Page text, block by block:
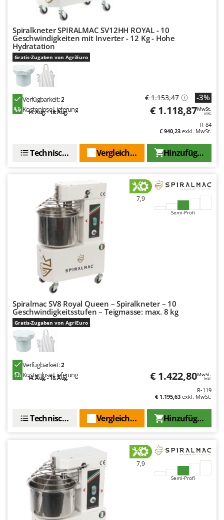
Omas
Ompagrill
Ooni
Oriental Koshin
Outdoorchef
P
Palazzetti
Palumbo Pavi
Philips
Prismafood
R.G.V.
Rato
Reber
Redback
Resto Italia
Ribimex
Ripartrak
Ritter
River Systems
Robomow
Rossofuoco
Rover Pompe
Santos
Sbaraglia
Schnitzer
Seven Italy
Shark
Spiralkneter SPIRALMAC SV12HH ROYAL - 10
Geschwindigkeiten mit Inverter - 12 Kg - Hohe
Hydratation
Gratis-Zugaben von AgriEuro
Verfügbarkeit:2
Kostenlose Lieferung
14. Aug. - 18. Aug.
€ 1.153,47 -3%
€ 1.118,87MwSt.
inkl.
R-84
€ 940,23 exkl. MwSt.
Hinzufügen
Vergleichen Sie
Technische Daten
7,9
Semi-Profi
Spiralmac SV8 Royal Queen – Spiralkneter – 10
Geschwindigkeitsstufen – Teigmasse: max. 8 kg
Gratis-Zugaben von AgriEuro
Verfügbarkeit:2
Kostenlose Lieferung
14. Aug. - 18. Aug. € 1.422,80MwSt.
inkl.
R-119
€ 1.195,63 exkl. MwSt.
Hinzufügen
Vergleichen Sie
Technische Daten
7,9
Semi-Profi